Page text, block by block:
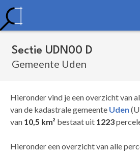
Sectie UDN00 D
Gemeente Uden
Hieronder vind je een overzicht van
van de kadastrale gemeente Uden
van 10,5 km² bestaat uit 1223
Hieronder een overzicht van alle